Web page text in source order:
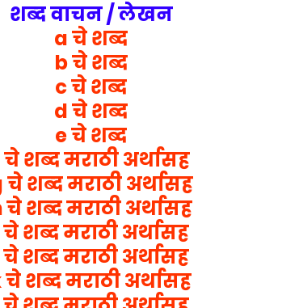
शब्द वाचन / लेखन
a चे शब्द
b चे शब्द
c चे शब्द
d चे शब्द
e चे शब्द
शब्द मराठी अर्थासह
चे शब्द मराठी अर्थासह
चे शब्द मराठी अर्थासह
शब्द मराठी अर्थासह
शब्द मराठी अर्थासह
चे शब्द मराठी अर्थासह